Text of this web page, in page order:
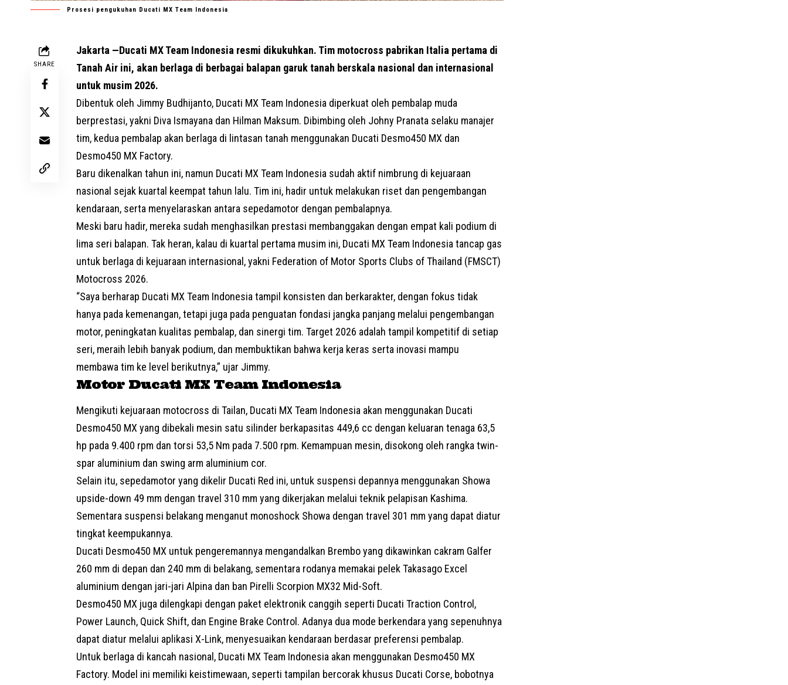
Prosesi pengukuhan Ducati MX Team Indonesia
SHARE
Jakarta —Ducati MX Team Indonesia resmi dikukuhkan. Tim motocross pabrikan Italia pertama di
Tanah Air ini, akan berlaga di berbagai balapan garuk tanah berskala nasional dan internasional
untuk musim 2026.
Dibentuk oleh Jimmy Budhijanto, Ducati MX Team Indonesia diperkuat oleh pembalap muda
berprestasi, yakni Diva Ismayana dan Hilman Maksum. Dibimbing oleh Johny Pranata selaku manajer
tim, kedua pembalap akan berlaga di lintasan tanah menggunakan Ducati Desmo450 MX dan
Desmo450 MX Factory.
Baru dikenalkan tahun ini, namun Ducati MX Team Indonesia sudah aktif nimbrung di kejuaraan
nasional sejak kuartal keempat tahun lalu. Tim ini, hadir untuk melakukan riset dan pengembangan
kendaraan, serta menyelaraskan antara sepedamotor dengan pembalapnya.
Meski baru hadir, mereka sudah menghasilkan prestasi membanggakan dengan empat kali podium di
lima seri balapan. Tak heran, kalau di kuartal pertama musim ini, Ducati MX Team Indonesia tancap gas
untuk berlaga di kejuaraan internasional, yakni Federation of Motor Sports Clubs of Thailand (FMSCT)
Motocross 2026.
“Saya berharap Ducati MX Team Indonesia tampil konsisten dan berkarakter, dengan fokus tidak
hanya pada kemenangan, tetapi juga pada penguatan fondasi jangka panjang melalui pengembangan
motor, peningkatan kualitas pembalap, dan sinergi tim. Target 2026 adalah tampil kompetitif di setiap
seri, meraih lebih banyak podium, dan membuktikan bahwa kerja keras serta inovasi mampu
membawa tim ke level berikutnya,” ujar Jimmy.
Motor Ducati MX Team Indonesia
Mengikuti kejuaraan motocross di Tailan, Ducati MX Team Indonesia akan menggunakan Ducati
Desmo450 MX yang dibekali mesin satu silinder berkapasitas 449,6 cc dengan keluaran tenaga 63,5
hp pada 9.400 rpm dan torsi 53,5 Nm pada 7.500 rpm. Kemampuan mesin, disokong oleh rangka twin-
spar aluminium dan swing arm aluminium cor.
Selain itu, sepedamotor yang dikelir Ducati Red ini, untuk suspensi depannya menggunakan Showa
upside-down 49 mm dengan travel 310 mm yang dikerjakan melalui teknik pelapisan Kashima.
Sementara suspensi belakang menganut monoshock Showa dengan travel 301 mm yang dapat diatur
tingkat keempukannya.
Ducati Desmo450 MX untuk pengeremannya mengandalkan Brembo yang dikawinkan cakram Galfer
260 mm di depan dan 240 mm di belakang, sementara rodanya memakai pelek Takasago Excel
aluminium dengan jari-jari Alpina dan ban Pirelli Scorpion MX32 Mid-Soft.
Desmo450 MX juga dilengkapi dengan paket elektronik canggih seperti Ducati Traction Control,
Power Launch, Quick Shift, dan Engine Brake Control. Adanya dua mode berkendara yang sepenuhnya
dapat diatur melalui aplikasi X-Link, menyesuaikan kendaraan berdasar preferensi pembalap.
Untuk berlaga di kancah nasional, Ducati MX Team Indonesia akan menggunakan Desmo450 MX
Factory. Model ini memiliki keistimewaan, seperti tampilan bercorak khusus Ducati Corse, bobotnya